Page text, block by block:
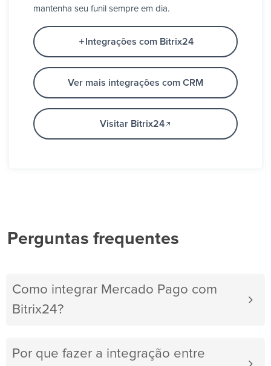
mantenha seu funil sempre em dia.
Integrações com Bitrix24
Ver mais integrações com CRM
Visitar Bitrix24
Perguntas frequentes
Como integrar Mercado Pago com
Bitrix24?
Por que fazer a integração entre